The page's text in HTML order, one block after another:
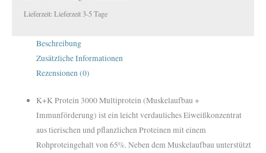
Lieferzeit:Lieferzeit 3-5 Tage
Beschreibung
Zusätzliche Informationen
Rezensionen (0)
K+K Protein 3000 Multiprotein (Muskelaufbau +
Immunförderung) ist ein leicht verdauliches Eiweißkonzentrat
aus tierischen und pflanzlichen Proteinen mit einem
Rohproteingehalt von 65%. Neben dem Muskelaufbau unterstützt